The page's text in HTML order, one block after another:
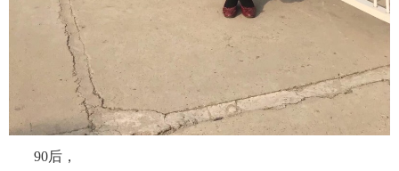
90后，